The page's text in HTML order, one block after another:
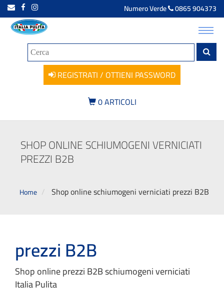
Numero Verde 0865 904373
REGISTRATI / OTTIENI PASSWORD
0ARTICOLI
SHOP ONLINE SCHIUMOGENI VERNICIATI
PREZZI B2B
Home Shop online schiumogeni verniciati prezzi B2B
prezzi B2B
Shop online prezzi B2B schiumogeni verniciati
Italia Pulita